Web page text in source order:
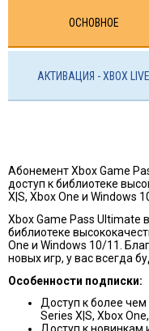
ОСНОВНОЕ
АКТИВАЦИЯ - XBOX LIVE
Абонемент Xbox Game
доступ к библиотеке
X|S, Xbox One и Windows
Xbox Game Pass Ultimate
библиотеке
One и Windows 10/11.
новых игр, у вас всегда
Особенности подписки:
Доступ к более
Series X|S, Xbox
Доступ к новинкам